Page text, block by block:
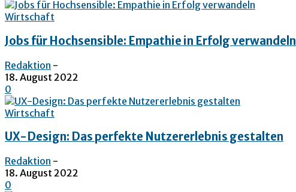
Wirtschaft
Jobs für Hochsensible: Empathie in Erfolg verwandeln
Redaktion -
18. August 2022
0
Wirtschaft
UX-Design: Das perfekte Nutzererlebnis gestalten
Redaktion -
18. August 2022
0